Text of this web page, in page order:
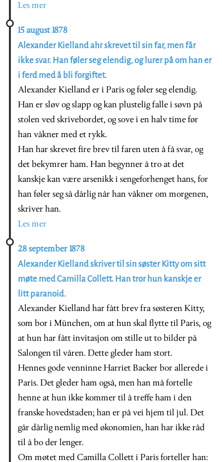
Les mer
15 august 1878
Alexander Kielland ahr skrevet til sin far, men får
ikke svar. Han føler seg elendig, og lurer på om han er
i ferd med å bli forgiftet.
Alexander Kielland er i Paris og føler seg elendig.
Han er sløv og slapp og kan plustelig falle i søvn på
stolen ved skrivebordet, og sove i en halv time før
han våkner med et rykk.
Han har skrevet fire brev til faren uten å få svar, og
det bekymrer ham. Han begynner å tro at det
kanskje kan være arsenikk i sengeforhenget hans, for
han føler seg så dårlig når han våkner om morgenen,
skriver han.
Les mer
28 september 1878
Alexander Kielland skriver til sin søster Kitty om sitt
møte med Camilla Collett. Han tror hun kanskje er
litt paranoid.
Alexander Kielland har fått brev fra søsteren Kitty,
som bor i München, om at hun skal flytte til Paris, og
at hun har fått invitasjon om stille ut to bilder på
Salongen til våren. Dette gleder ham stort.
Hennes gode venninne Harriet Backer bor allerede i
Paris. Det gleder ham også, men han må fortelle
henne at hun ikke kommer til å treffe ham i den
franske hovedstaden; han er på vei hjem til jul. Det
går dårlig nemlig med økonomien, han har ikke råd
til å bo der lenger.
Om møtet med Camilla Collett i Paris forteller han: